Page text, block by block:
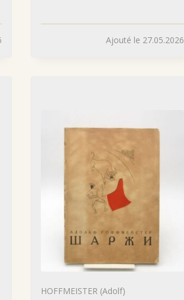
Ajouté le 27.05.2026
HOFFMEISTER (Adolf)